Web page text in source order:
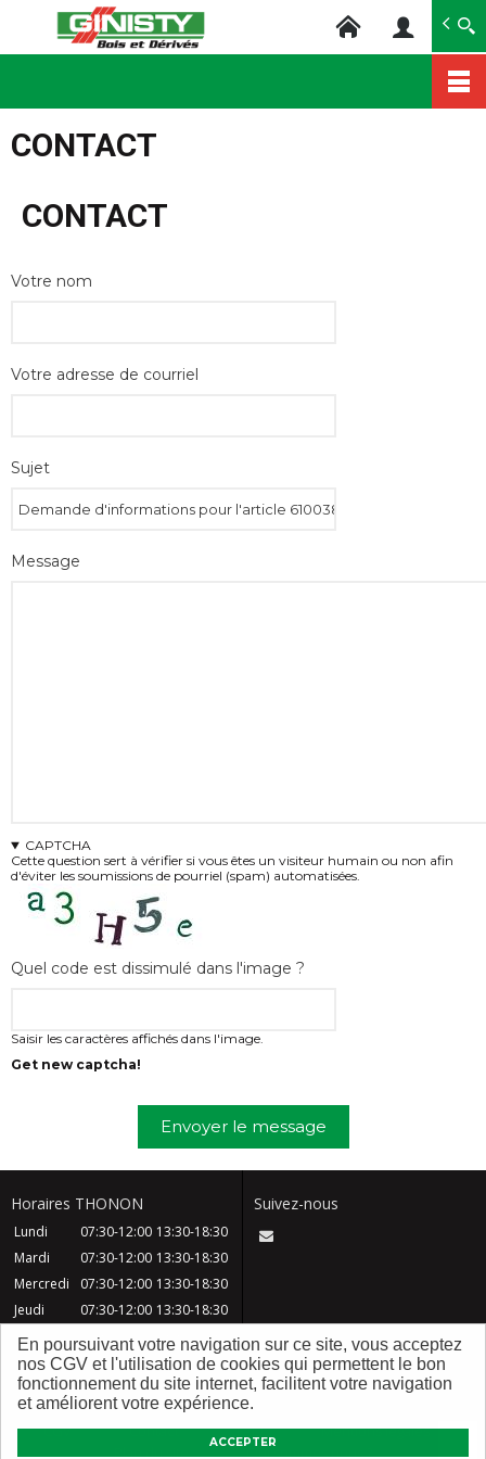
ACCEPTER
En poursuivant votre navigation sur ce site, vous acceptez
nos CGV et l'utilisation de cookies qui permettent le bon
fonctionnement du site internet, facilitent votre navigation
et améliorent votre expérience.
au
contenu
CONTACT
CONTACT
Votre nom
Votre adresse de courriel
Sujet
Message
CAPTCHA
Cette question sert à vérifier si vous êtes un visiteur humain ou non afin
d'éviter les soumissions de pourriel (spam) automatisées.
Quel code est dissimulé dans l'image ?
Saisir les caractères affichés dans l'image.
Get new captcha!
Envoyer le message
Horaires THONON
Lundi 07:30-12:00 13:30-18:30
Mardi
07:30-12:00 13:30-18:30
Mercredi
07:30-12:00 13:30-18:30
Jeudi
07:30-12:00 13:30-18:30
Vendredi
07:30-12:00
13:30-18:30
Samedi
08:30-12:30
Dimanche Fermé
Suivez-nous
CGV Contact FAQ
Mentions légales
Qui sommes nous ?